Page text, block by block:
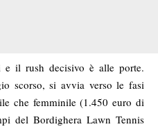
il rush decisivo è alle porte.
scorso, si avvia verso le fasi
che femminile (1.450 euro di
del Bordighera Lawn Tennis